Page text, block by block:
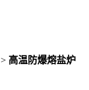
> 高温防爆熔盐炉